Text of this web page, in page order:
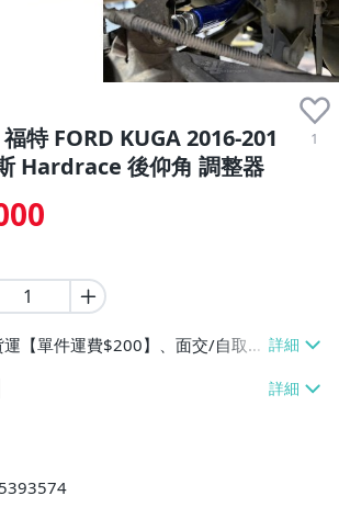
特 FORD KUGA 2016-201
Hardrace 後仰角 調整器
1
【單件運費$200】、面交/自取/
免運費】